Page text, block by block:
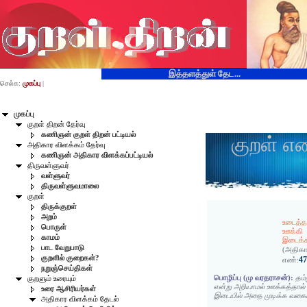
இத்தளத்துள் தேட...
முகப்பு
குறள் திறன் தேர்வு
கணிஞன் குறள் திறன் பட்டியல்
அதிகார விளக்கம் தேர்வு
கணிஞன் அதிகார விளக்கப்பட்டியல்
திருவள்ளுவர்
வள்ளுவர்
திருவள்ளுவமாலை
குறள்
திருக்குறள்
அறம்
பொருள்
காமம்
பாட வேறுபாடு
குறளில் குறைகள்?
நறுஞ்செய்திகள்
குறளும் உரையும்
உரை ஆசிரியர்கள்
அதிகார விளக்கம் தேடல்
செல்க: முகப்பு |
குறள்
ஊக்கி
எண்:
பொழிப்பு (மு வரதராசன்):
என்று அறியாமல் ஊக்கத்தால்
இடையில் அதை முடிக்க